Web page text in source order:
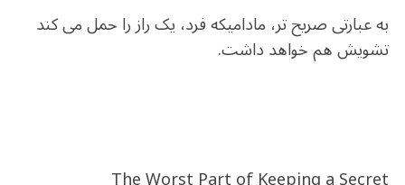
به عبارتی صریح تر، مادامیکه فرد، یک راز را حمل می کند
تشویش هم خواهد داشت.